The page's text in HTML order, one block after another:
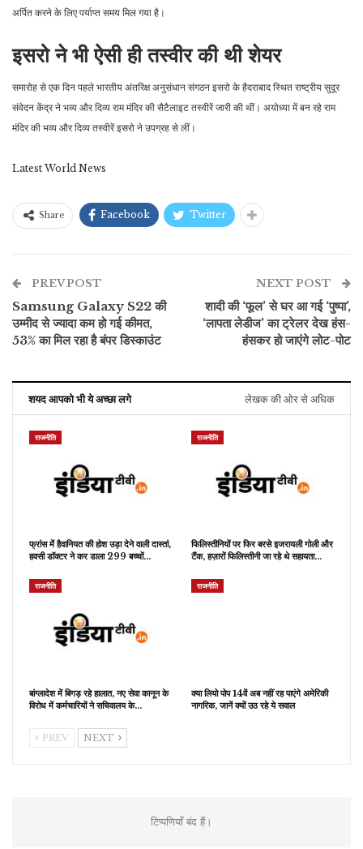
अर्पित करने के लिए पर्याप्त समय मिल गया है।
इसरो ने भी ऐसी ही तस्वीर की थी शेयर
समारोह से एक दिन पहले भारतीय अंतरिक्ष अनुसंधान संगठन इसरो के हैदराबाद स्थित राष्ट्रीय सुदूर
संवेदन केंद्र ने भव्य और दिव्य राम मंदिर की सैटैलाइट तस्वीरें जारी की थीं। अयोध्या में बन रहे राम
मंदिर की भव्य और दिव्य तस्वीरें इसरो ने उपग्रह से लीं।
Latest World News
Share Facebook Twitter
PREV POST
Samsung Galaxy S22 की
उम्मीद से ज्यादा कम हो गई कीमत,
53% का मिल रहा है बंपर डिस्काउंट
NEXT POST
शादी की ‘फूल’ से घर आ गई ‘पुष्पा’,
‘लापता लेडीज’ का ट्रेलर देख हंस-
हंसकर हो जाएंगे लोट-पोट
शयद आपको भी ये अच्छा लगे लेखक की ओर से अधिक
राजनीति
फ्रांस में हैवानियत की होश उड़ा देने वाली दास्तां,
हवसी डॉक्टर ने कर डाला 299 बच्चों…
राजनीति
फिलिस्तीनियों पर फिर बरसे इजरायली गोली और
टैंक, हज़ारों फिलिस्तीनी जा रहे थे सहायता…
राजनीति
बांग्लादेश में बिगड़ रहे हालात, नए सेवा कानून के
विरोध में कर्मचारियों ने सचिवालय के…
राजनीति
क्या लियो पोप 14वें अब नहीं रह पाएंगे अमेरिकी
नागरिक, जानें क्यों उठ रहे ये सवाल
PREV NEXT
टिप्पणियाँ बंद हैं।